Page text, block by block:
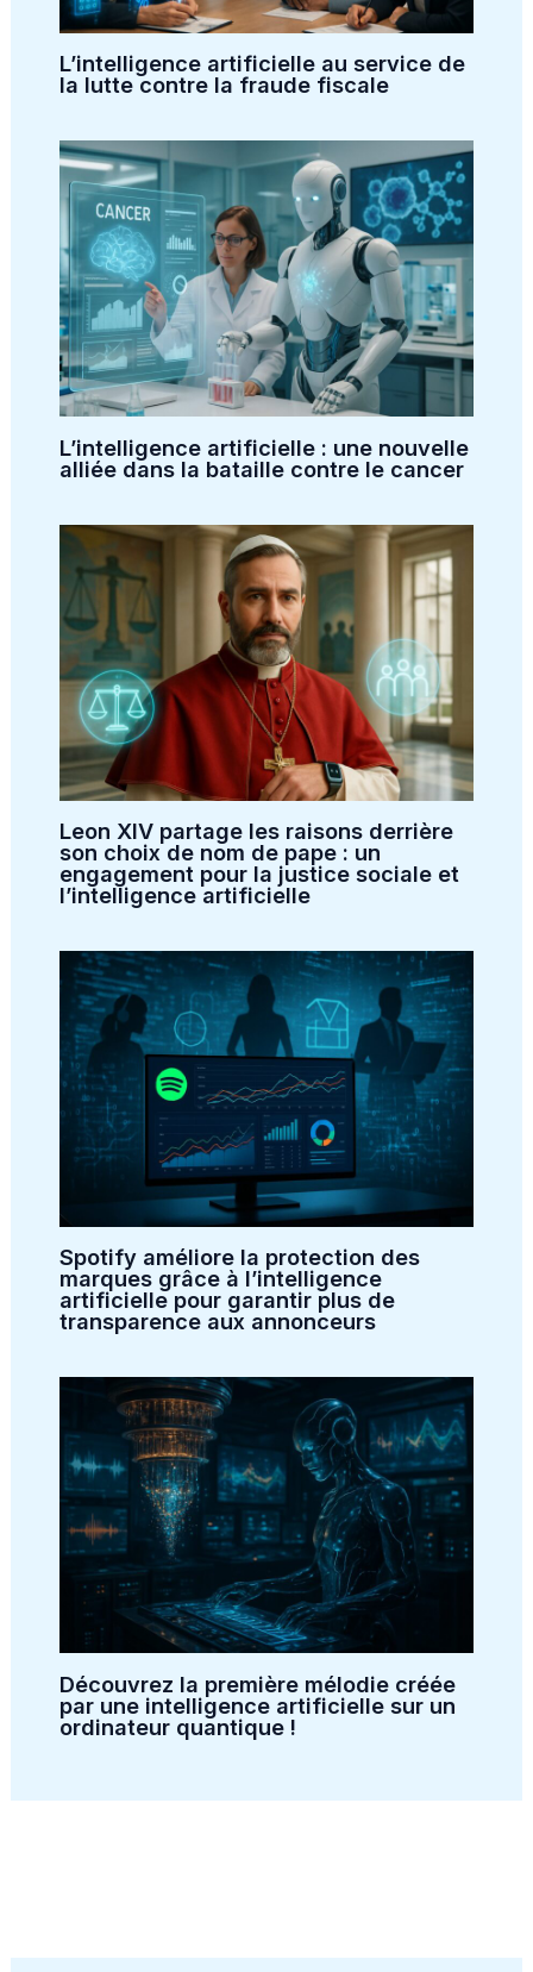
L’intelligence artificielle au service de
la lutte contre la fraude fiscale
L’intelligence artificielle : une nouvelle
alliée dans la bataille contre le cancer
Leon XIV partage les raisons derrière
son choix de nom de pape : un
engagement pour la justice sociale et
l’intelligence artificielle
Spotify améliore la protection des
marques grâce à l’intelligence
artificielle pour garantir plus de
transparence aux annonceurs
Découvrez la première mélodie créée
par une intelligence artificielle sur un
ordinateur quantique !